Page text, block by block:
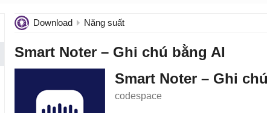
Download Năng suất
Smart Noter – Ghi chú bằng AI
Smart Noter – Ghi
codespace